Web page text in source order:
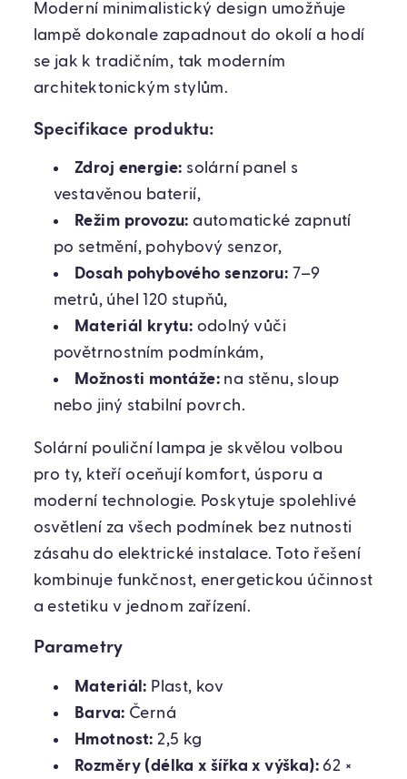
Moderní minimalistický design umožňuje
lampě dokonale zapadnout do okolí a hodí
se jak k tradičním, tak moderním
architektonickým stylům.
Specifikace produktu:
Zdroj energie: solární panel s
vestavěnou baterií,
Režim provozu: automatické zapnutí
po setmění, pohybový senzor,
Dosah pohybového senzoru: 7–9
metrů, úhel 120 stupňů,
Materiál krytu: odolný vůči
povětrnostním podmínkám,
Možnosti montáže:na stěnu, sloup
nebo jiný stabilní povrch.
Solární pouliční lampa je skvělou volbou
pro ty, kteří oceňují komfort, úsporu a
moderní technologie. Poskytuje spolehlivé
osvětlení za všech podmínek bez nutnosti
zásahu do elektrické instalace. Toto řešení
kombinuje funkčnost, energetickou účinnost
a estetiku v jednom zařízení.
Parametry
Materiál: Plast, kov
Barva: Černá
Hmotnost: 2,5 kg
Rozměry (délka x šířka x výška): 62 ×